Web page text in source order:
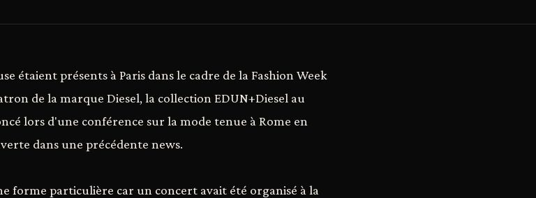
étaient présents à Paris dans le cadre de la Fashion Week
de la marque Diesel, la collection EDUN+Diesel au
lors d'une conférence sur la mode tenue à Rome en
dans une précédente news.
forme particulière car un concert avait été organisé à la